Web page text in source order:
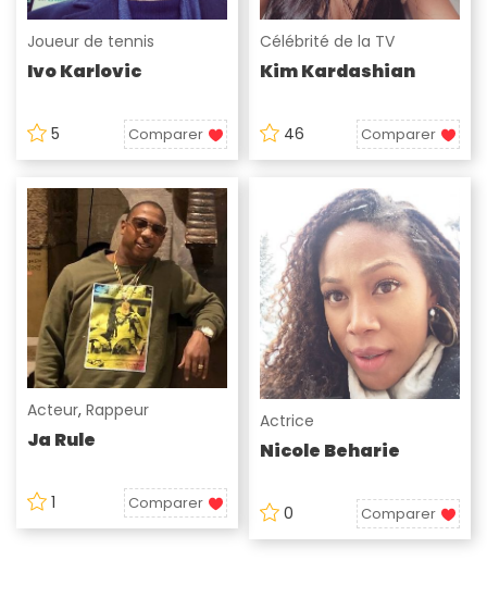
Joueur de tennis
Ivo Karlovic
5 Comparer
Célébrité de la TV
Kim Kardashian
46 Comparer
Acteur, Rappeur
Ja Rule
1 Comparer
Actrice
Nicole Beharie
0 Comparer